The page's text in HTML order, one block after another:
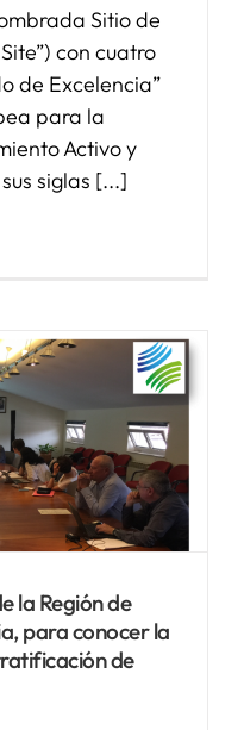
Sitio de
con cuatro
de Excelencia”
para la
Activo y
siglas [...]
la Región de
para conocer la
de